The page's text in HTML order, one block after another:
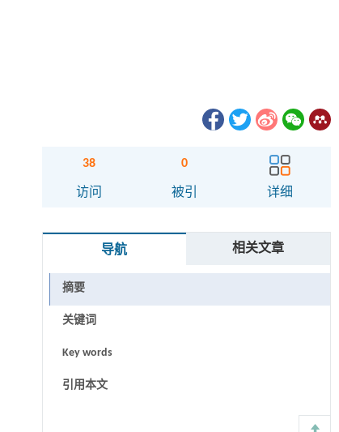
38
访问
0
被引 详细
导航 相关文章
摘要
关键词
Key words
引用本文